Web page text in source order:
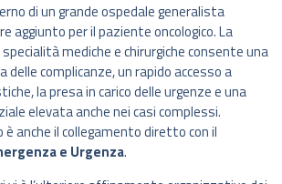
di un grande ospedale generalista
aggiunto per il paziente oncologico. La
mediche e chirurgiche consente una
complicanze, un rapido accesso a
la presa in carico delle urgenze e una
elevata anche nei casi complessi.
anche il collegamento diretto con il
e Urgenza.